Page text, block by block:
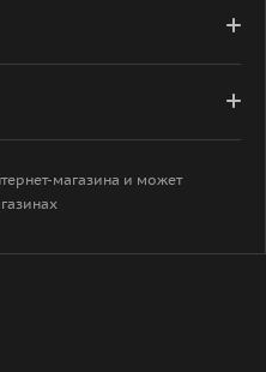
магазина и может